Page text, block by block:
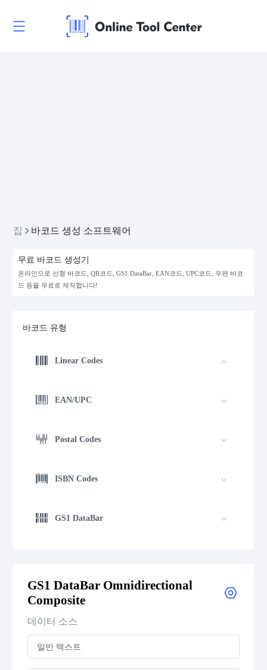
집 바코드 생성 소프트웨어
무료 바코드 생성기
온라인으로 선형 바코드, QR코드, GS1 DataBar, EAN코드, UPC코드, 우편 바코
드 등을 무료로 제작합니다!
바코드 유형
Linear Codes
EAN/UPC
Postal Codes
ISBN Codes
GS1 DataBar
GS1 DataBar Expanded Composite
GS1 DataBar Expanded Stacked
GS1 DataBar Expanded Stacked Composite
GS1 DataBar Omnidirectional
Composite
데이터 소스